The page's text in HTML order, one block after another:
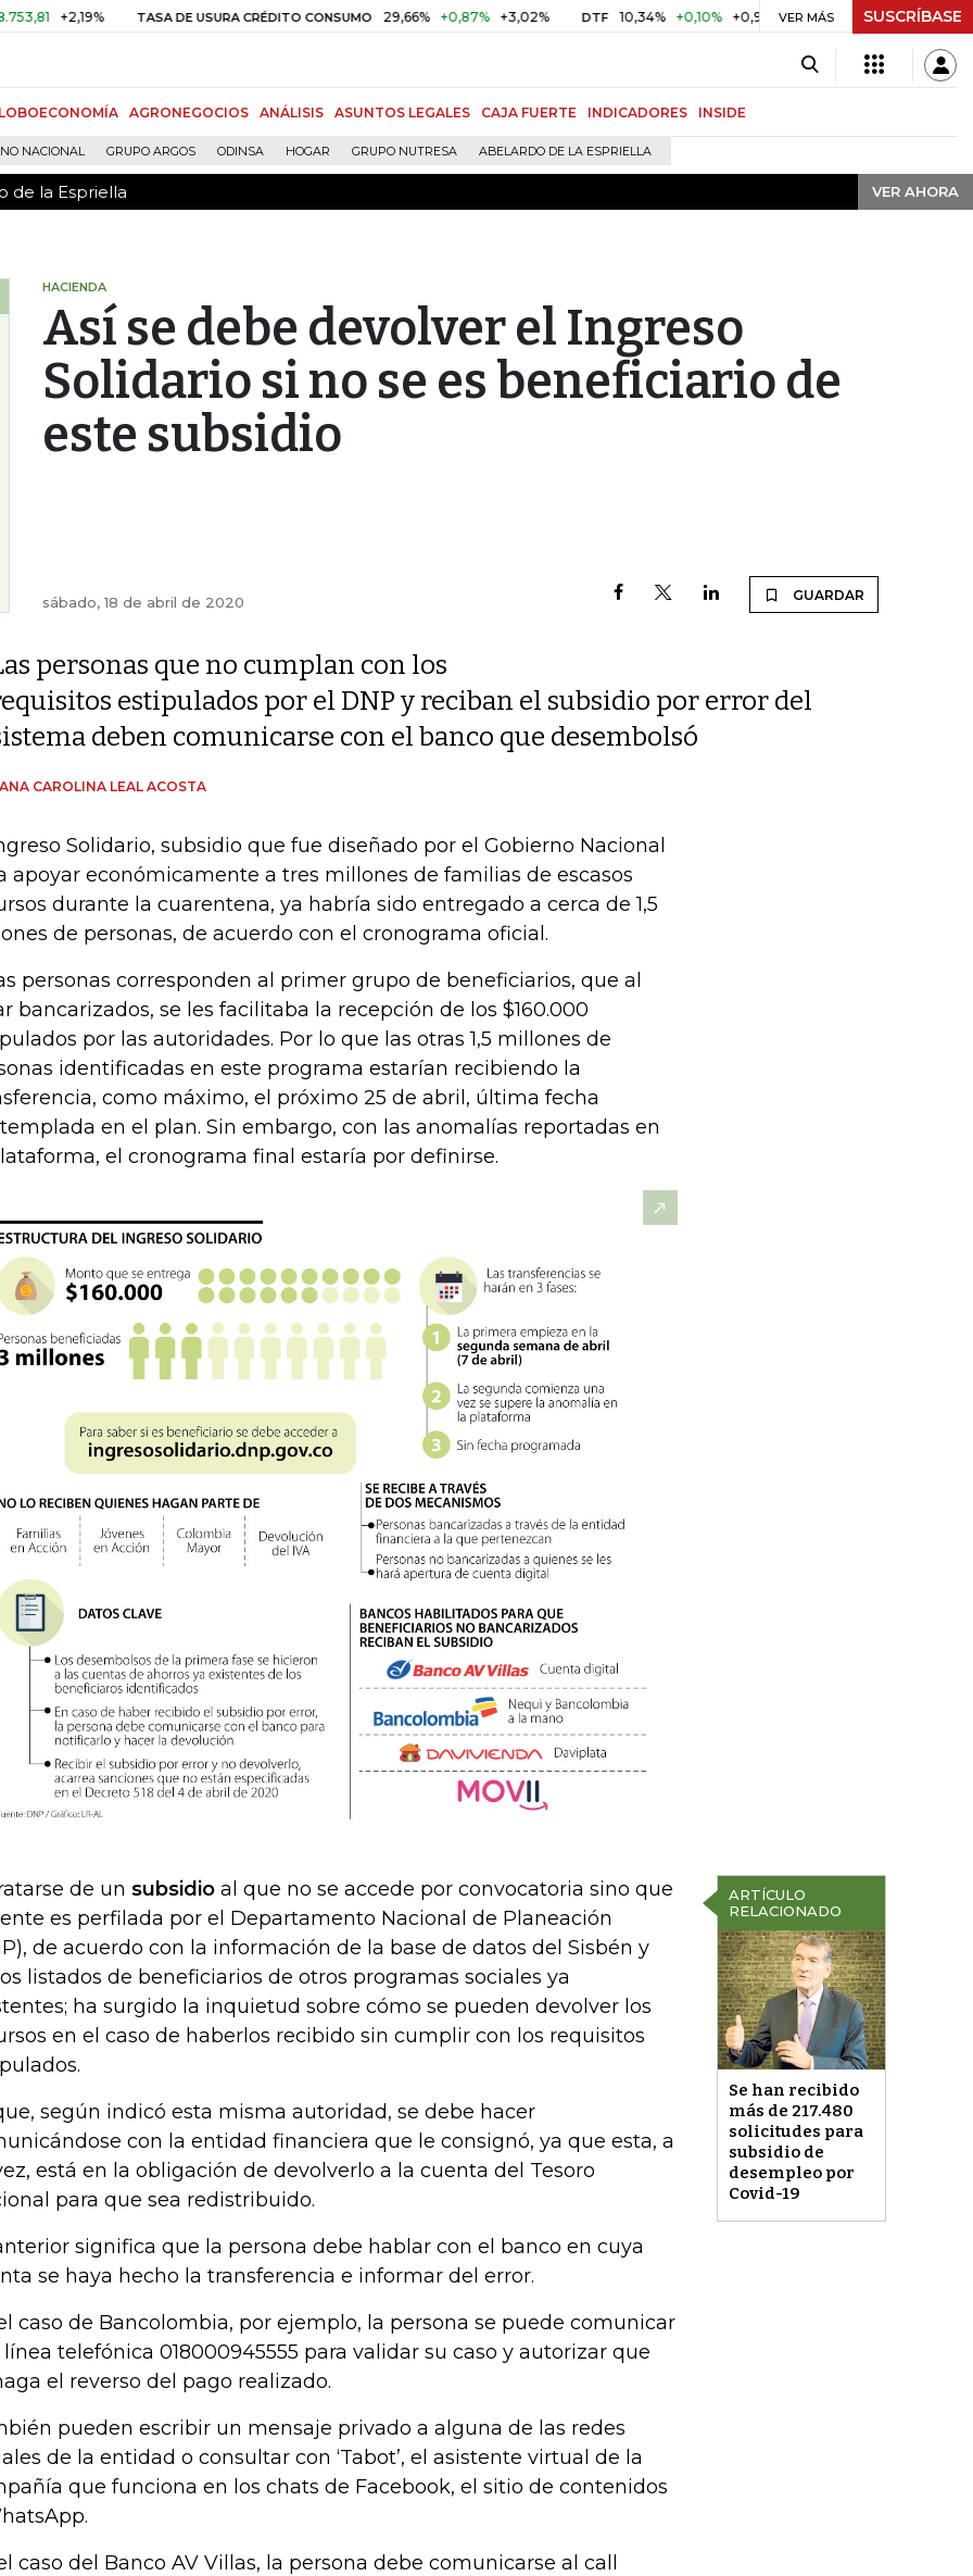
+2,19% TASA DE USURA CRÉDITO CONSUMO 29,66% +0,87% +3,02% DTF 10,34% +0,10% +0,98% UVR $ 416,91 +$ 0,05 +0,01%
VER MÁS SUSCRÍBASE
AGRONEGOCIOS ANÁLISIS ASUNTOS LEGALES CAJA FUERTE INDICADORES INSIDE
NACIONAL GRUPO ARGOS ODINSA HOGAR GRUPO NUTRESA ABELARDO DE LA ESPRIELLA
de la Espriella VER AHORA
la Espriella VER AHORA
HACIENDA
Así se debe devolver el Ingreso
Solidario si no se es beneficiario de
este subsidio
sábado, 18 de abril de 2020 GUARDAR
personas que no cumplan con los
estipulados por el DNP y reciban el subsidio por error del
deben comunicarse con el banco que desembolsó
CAROLINA LEAL ACOSTA
Solidario, subsidio que fue diseñado por el Gobierno Nacional
apoyar económicamente a tres millones de familias de escasos
durante la cuarentena, ya habría sido entregado a cerca de 1,5
de personas, de acuerdo con el cronograma oficial.
personas corresponden al primer grupo de beneficiarios, que al
bancarizados, se les facilitaba la recepción de los $160.000
por las autoridades. Por lo que las otras 1,5 millones de
identificadas en este programa estarían recibiendo la
como máximo, el próximo 25 de abril, última fecha
en el plan. Sin embargo, con las anomalías reportadas en
el cronograma final estaría por definirse.
ARTÍCULO
RELACIONADO
Se han recibido
más de 217.480
solicitudes para
subsidio de
desempleo por
Covid-19
de un subsidio al que no se accede por convocatoria sino que
es perfilada por el Departamento Nacional de Planeación
de acuerdo con la información de la base de datos del Sisbén y
listados de beneficiarios de otros programas sociales ya
ha surgido la inquietud sobre cómo se pueden devolver los
en el caso de haberlos recibido sin cumplir con los requisitos
según indicó esta misma autoridad, se debe hacer
con la entidad financiera que le consignó, ya que esta, a
está en la obligación de devolverlo a la cuenta del Tesoro
para que sea redistribuido.
significa que la persona debe hablar con el banco en cuya
se haya hecho la transferencia e informar del error.
caso de Bancolombia, por ejemplo, la persona se puede comunicar
línea telefónica 018000945555 para validar su caso y autorizar que
el reverso del pago realizado.
pueden escribir un mensaje privado a alguna de las redes
de la entidad o consultar con ‘Tabot’, el asistente virtual de la
que funciona en los chats de Facebook, el sitio de contenidos
caso del Banco AV Villas, la persona debe comunicarse al call